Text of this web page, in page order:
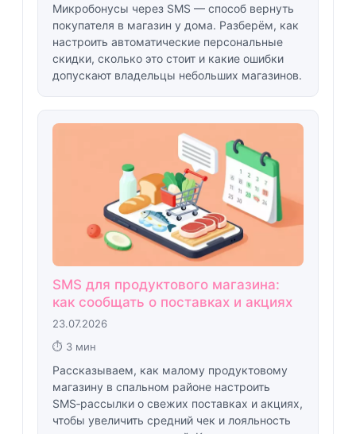
Микробонусы через SMS — способ вернуть
покупателя в магазин у дома. Разберём, как
настроить автоматические персональные
скидки, сколько это стоит и какие ошибки
допускают владельцы небольших магазинов.
SMS для продуктового магазина:
как сообщать о поставках и акциях
23.07.2026
⏱ 3 мин
Рассказываем, как малому продуктовому
магазину в спальном районе настроить
SMS‑рассылки о свежих поставках и акциях,
чтобы увеличить средний чек и лояльность